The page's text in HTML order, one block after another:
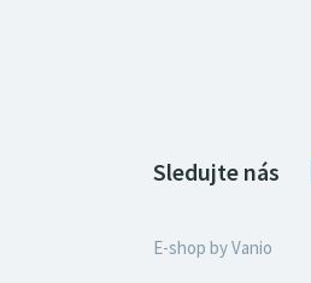
Sledujte nás
E-shop byVanio